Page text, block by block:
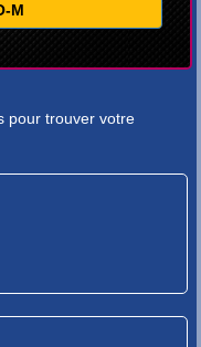
M
pour trouver votre